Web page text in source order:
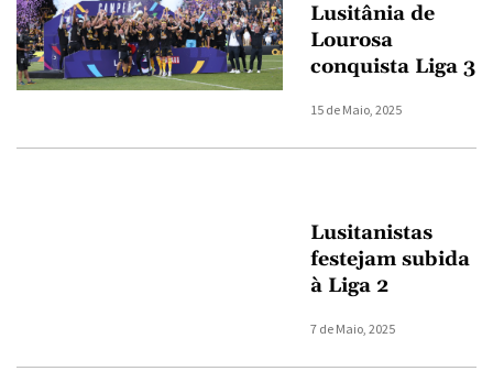
Lusitânia de
Lourosa
conquista Liga 3
15 de Maio, 2025
Lusitanistas
festejam subida
à Liga 2
7 de Maio, 2025